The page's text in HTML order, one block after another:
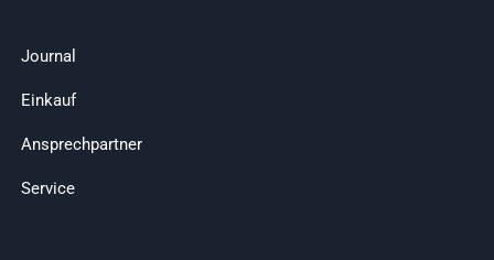
Journal
Einkauf
Ansprechpartner
Service